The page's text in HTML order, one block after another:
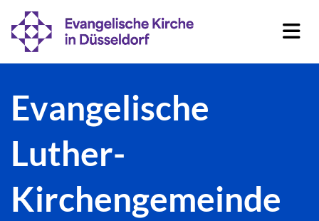
Evangelische
Luther-
Kirchengemeinde